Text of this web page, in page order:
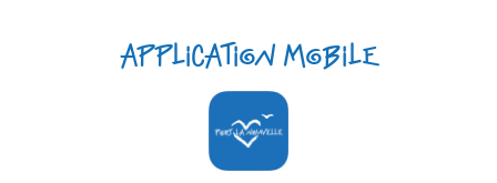
Application mobile